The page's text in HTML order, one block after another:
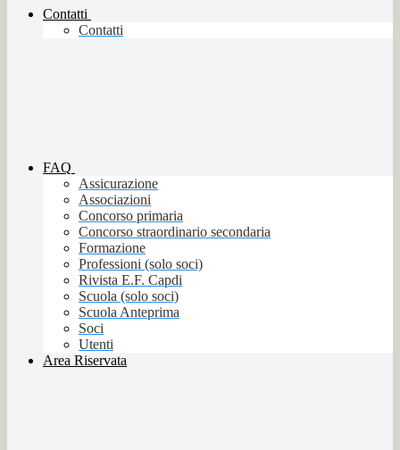
Contatti
Contatti
FAQ
Assicurazione
Associazioni
Concorso primaria
Concorso straordinario secondaria
Formazione
Professioni (solo soci)
Rivista E.F. Capdi
Scuola (solo soci)
Scuola Anteprima
Soci
Utenti
Area Riservata